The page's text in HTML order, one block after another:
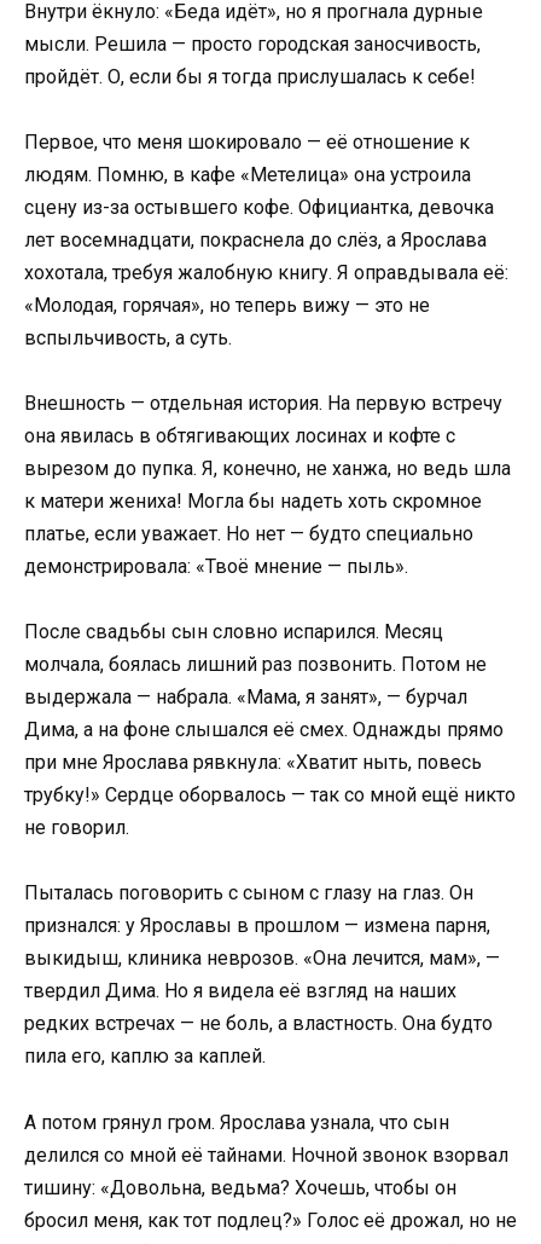
Внутри ёкнуло: «Беда идёт», но я прогнала дурные
мысли. Решила — просто городская заносчивость,
пройдёт. О, если бы я тогда прислушалась к себе!
Первое, что меня шокировало — её отношение к
людям. Помню, в кафе «Метелица» она устроила
сцену из-за остывшего кофе. Официантка, девочка
лет восемнадцати, покраснела до слёз, а Ярослава
хохотала, требуя жалобную книгу. Я оправдывала её:
«Молодая, горячая», но теперь вижу — это не
вспыльчивость, а суть.
Внешность — отдельная история. На первую встречу
она явилась в обтягивающих лосинах и кофте с
вырезом до пупка. Я, конечно, не ханжа, но ведь шла
к матери жениха! Могла бы надеть хоть скромное
платье, если уважает. Но нет — будто специально
демонстрировала: «Твоё мнение — пыль».
После свадьбы сын словно испарился. Месяц
молчала, боялась лишний раз позвонить. Потом не
выдержала — набрала. «Мама, я занят», — бурчал
Дима, а на фоне слышался её смех. Однажды прямо
при мне Ярослава рявкнула: «Хватит ныть, повесь
трубку!» Сердце оборвалось — так со мной ещё никто
не говорил.
Пыталась поговорить с сыном с глазу на глаз. Он
признался: у Ярославы в прошлом — измена парня,
выкидыш, клиника неврозов. «Она лечится, мам», —
твердил Дима. Но я видела её взгляд на наших
редких встречах — не боль, а властность. Она будто
пила его, каплю за каплей.
А потом грянул гром. Ярослава узнала, что сын
делился со мной её тайнами. Ночной звонок взорвал
тишину: «Довольна, ведьма? Хочешь, чтобы он
бросил меня, как тот подлец?» Голос её дрожал, но не